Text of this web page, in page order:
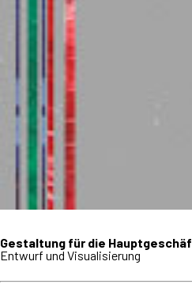
Gestaltung für die
Entwurf und Visualisierung